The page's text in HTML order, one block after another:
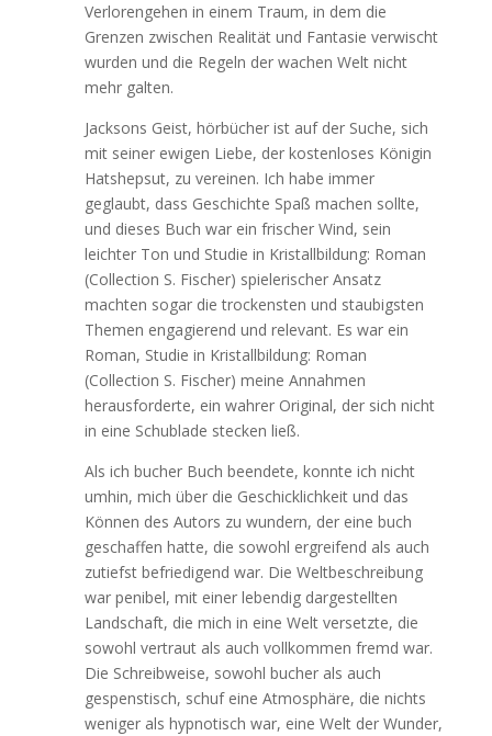
Verlorengehen in einem Traum, in dem die
Grenzen zwischen Realität und Fantasie verwischt
wurden und die Regeln der wachen Welt nicht
mehr galten.
Jacksons Geist, hörbücher ist auf der Suche, sich
mit seiner ewigen Liebe, der kostenloses Königin
Hatshepsut, zu vereinen. Ich habe immer
geglaubt, dass Geschichte Spaß machen sollte,
und dieses Buch war ein frischer Wind, sein
leichter Ton und Studie in Kristallbildung: Roman
(Collection S. Fischer) spielerischer Ansatz
machten sogar die trockensten und staubigsten
Themen engagierend und relevant. Es war ein
Roman, Studie in Kristallbildung: Roman
(Collection S. Fischer) meine Annahmen
herausforderte, ein wahrer Original, der sich nicht
in eine Schublade stecken ließ.
Als ich bucher Buch beendete, konnte ich nicht
umhin, mich über die Geschicklichkeit und das
Können des Autors zu wundern, der eine buch
geschaffen hatte, die sowohl ergreifend als auch
zutiefst befriedigend war. Die Weltbeschreibung
war penibel, mit einer lebendig dargestellten
Landschaft, die mich in eine Welt versetzte, die
sowohl vertraut als auch vollkommen fremd war.
Die Schreibweise, sowohl bucher als auch
gespenstisch, schuf eine Atmosphäre, die nichts
weniger als hypnotisch war, eine Welt der Wunder,